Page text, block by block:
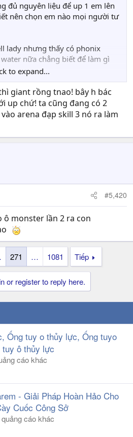
đủ nguyên liệu để up 1 em lên
nên chọn em nào mọi người tư
lady nhưng thấy có phonix
nữa chẳng biết để làm gì
con 6* nữa?
nhỉ mình rất hay dùng em
leo tháp .... nhưng mà e nó chỉ
để fúsion Valkyrie vì có chloe
random không ngon cho lắm
ifrit nhỉ hơi khoai
cho mình vào với IG: G-Light
nhé
to expand...
giant rồng tnao! bây h bác
up chứ! ta cũng đang có 2
arena đạp skill 3 nó ra làm
#5,420
ô monster lần 2 ra con
271 … 1081 Tiếp
or register to reply here.
Ống tuy o thủy lực, Ống tuyo
ô thủy lực
cáo khác
- Giải Pháp Hoàn Hảo Cho
Cuốc Công Sở
cáo khác